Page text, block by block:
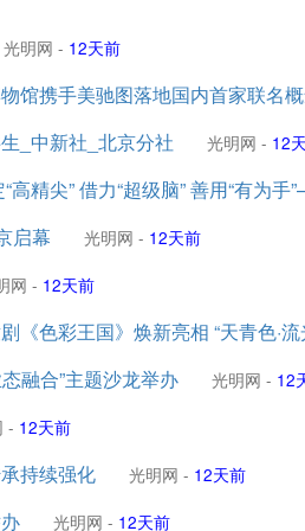
光明网 - 12天前
馆携手美驰图落地国内首家联名
_中新社_北京分社 光明网 - 12
精尖” 借力“超级脑” 善用“有为
启幕 光明网 - 12天前
网 - 12天前
《色彩王国》焕新亮相 “天青色·
融合”主题沙龙举办 光明网 - 12
- 12天前
持续强化 光明网 - 12天前
光明网 - 12天前